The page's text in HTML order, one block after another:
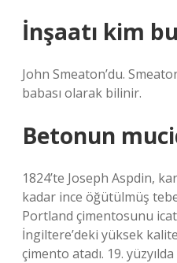
İnşaatı kim
John Smeaton’du.
babası olarak bilinir.
Betonun
1824’te Joseph Aspdin,
kadar ince öğütülmüş
Portland çimentosunu
İngiltere’deki yüksek
çimento atadı. 19.